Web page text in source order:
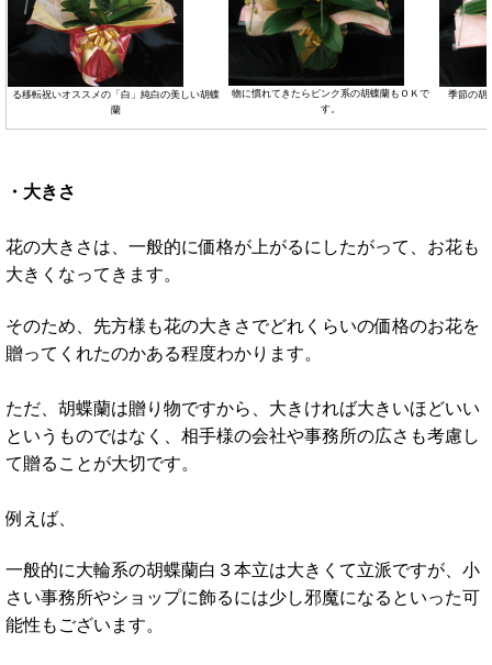
る移転祝いオススメの「白」純白の美しい胡蝶
蘭
物に慣れてきたらピンク系の胡蝶蘭もＯＫで
す。
季節の胡
・大きさ
花の大きさは、一般的に価格が上がるにしたがって、お花も
大きくなってきます。
そのため、先方様も花の大きさでどれくらいの価格のお花を
贈ってくれたのかある程度わかります。
ただ、胡蝶蘭は贈り物ですから、大きければ大きいほどいい
というものではなく、相手様の会社や事務所の広さも考慮し
て贈ることが大切です。
例えば、
一般的に大輪系の胡蝶蘭白３本立は大きくて立派ですが、小
さい事務所やショップに飾るには少し邪魔になるといった可
能性もございます。